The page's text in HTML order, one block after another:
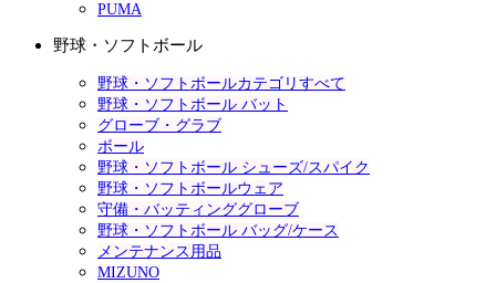
PUMA
野球・ソフトボール
野球・ソフトボールカテゴリすべて
野球・ソフトボール バット
グローブ・グラブ
ボール
野球・ソフトボール シューズ/スパイク
野球・ソフトボールウェア
守備・バッティンググローブ
野球・ソフトボール バッグ/ケース
メンテナンス用品
MIZUNO